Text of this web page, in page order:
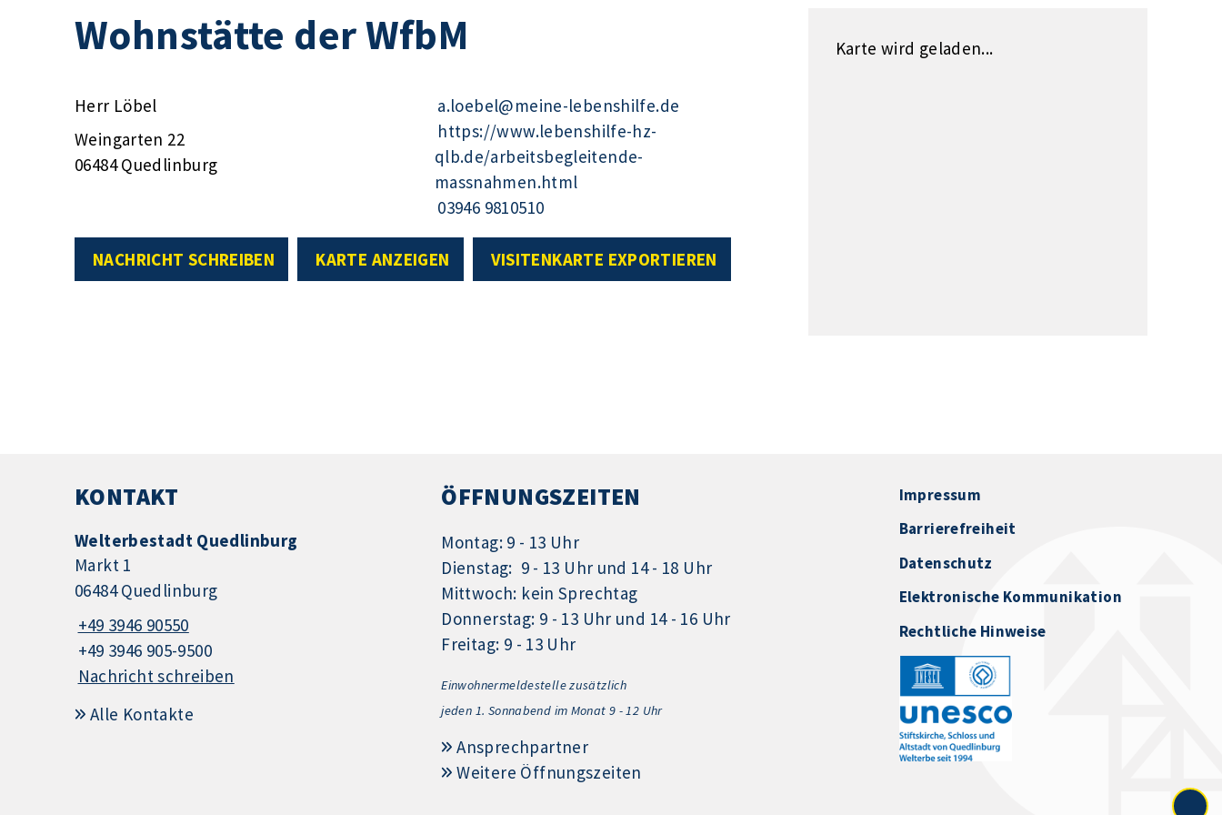
Wohnstätte der WfbM
Herr Löbel
Weingarten 22
06484 Quedlinburg
a.loebel@meine-lebenshilfe.de
https://www.lebenshilfe-hz-
qlb.de/arbeitsbegleitende-
massnahmen.html
03946 9810510
NACHRICHT SCHREIBEN KARTE ANZEIGEN VISITENKARTE EXPORTIEREN
Karte wird geladen...
KONTAKT
Welterbestadt Quedlinburg
Markt 1
06484 Quedlinburg
+49 3946 90550
+49 3946 905-9500
Nachricht schreiben
Alle Kontakte
ÖFFNUNGSZEITEN
Montag: 9 - 13 Uhr
Dienstag: 9 - 13 Uhr und 14 - 18 Uhr
Mittwoch: kein Sprechtag
Donnerstag: 9 - 13 Uhr und 14 - 16 Uhr
Freitag: 9 - 13 Uhr
Einwohnermeldestelle zusätzlich
jeden 1. Sonnabend im Monat 9 - 12 Uhr
Ansprechpartner
Weitere Öffnungszeiten
Impressum
Barrierefreiheit
Datenschutz
Elektronische Kommunikation
Rechtliche Hinweise